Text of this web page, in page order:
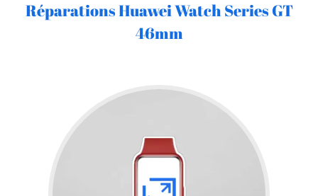
Réparations Huawei Watch Series GT
46mm